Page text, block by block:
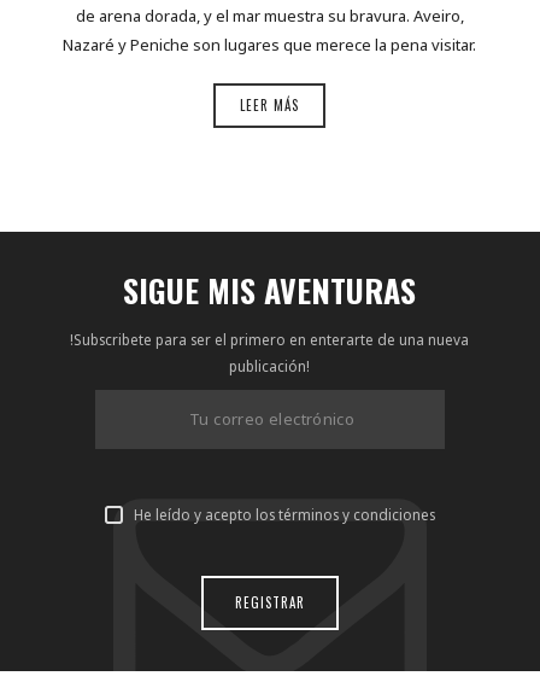
de arena dorada, y el mar muestra su bravura. Aveiro,
Nazaré y Peniche son lugares que merece la pena visitar.
LEER MÁS
SIGUE MIS AVENTURAS
!Subscribete para ser el primero en enterarte de una nueva
publicación!
He leído y acepto los términos y condiciones